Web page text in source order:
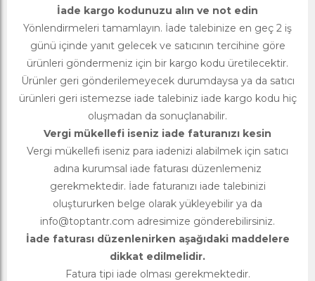
İade kargo kodunuzu alın ve not edin
Yönlendirmeleri tamamlayın. İade talebinize en geç 2 iş
günü içinde yanıt gelecek ve satıcının tercihine göre
ürünleri göndermeniz için bir kargo kodu üretilecektir.
Ürünler geri gönderilemeyecek durumdaysa ya da satıcı
ürünleri geri istemezse iade talebiniz iade kargo kodu hiç
oluşmadan da sonuçlanabilir.
Vergi mükellefi iseniz iade faturanızı kesin
Vergi mükellefi iseniz para iadenizi alabilmek için satıcı
adına kurumsal iade faturası düzenlemeniz
gerekmektedir. İade faturanızı iade talebinizi
oluştururken belge olarak yükleyebilir ya da
info@toptantr.com adresimize gönderebilirsiniz.
İade faturası düzenlenirken aşağıdaki maddelere
dikkat edilmelidir.
Fatura tipi iade olması gerekmektedir.